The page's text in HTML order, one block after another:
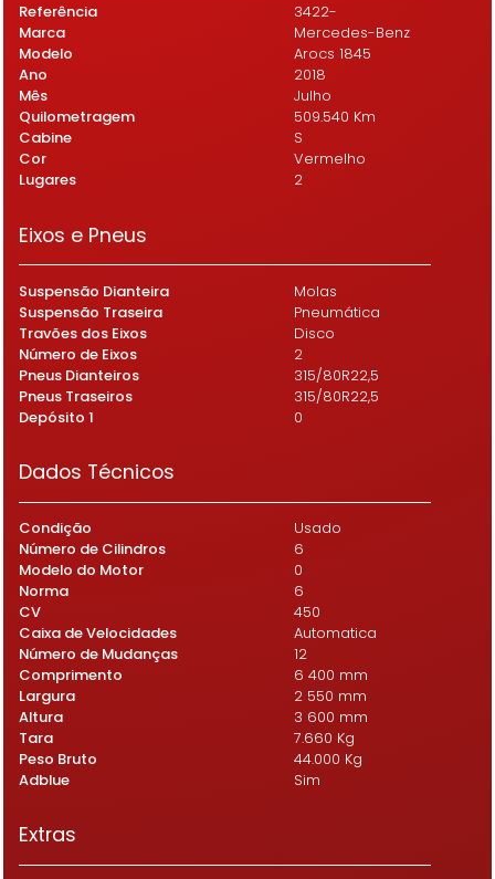
Referência
3422-
Marca
Mercedes-Benz
Modelo
Arocs 1845
Ano
2018
Mês
Julho
Quilometragem
509.540 Km
Cabine
S
Cor
Vermelho
Lugares
2
Eixos e Pneus
Suspensão Dianteira
Molas
Suspensão Traseira
Pneumática
Travões dos Eixos
Disco
Número de Eixos
2
Pneus Dianteiros
315/80R22,5
Pneus Traseiros
315/80R22,5
Depósito 1
0
Dados Técnicos
Condição
Usado
Número de Cilindros
6
Modelo do Motor
0
Norma
6
CV
450
Caixa de Velocidades
Automatica
Número de Mudanças
12
Comprimento
6 400 mm
Largura
2 550 mm
Altura
3 600 mm
Tara
7.660 Kg
Peso Bruto
44.000 Kg
Adblue
Sim
Extras